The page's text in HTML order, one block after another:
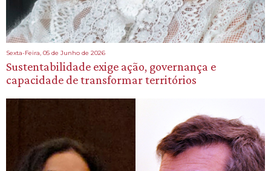
Sexta-Feira, 05 de Junho de 2026
Sustentabilidade exige ação, governança e
capacidade de transformar territórios